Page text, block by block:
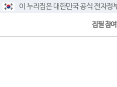
이 누리집은 대한민국 공식 전자정
집필 참여